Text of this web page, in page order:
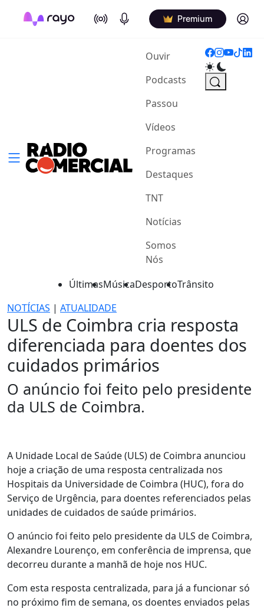
On Air Podcasts Premium Log in
Ouvir(current)
Podcasts
Passou
Vídeos
Programas
Destaques
TNT
Notícias
Somos
Nós
ÚltimasMúsicaDesportoTrânsito
NOTÍCIAS | ATUALIDADE
ULS de Coimbra cria resposta
diferenciada para doentes dos
cuidados primários
O anúncio foi feito pelo presidente
da ULS de Coimbra.
A Unidade Local de Saúde (ULS) de Coimbra anunciou
hoje a criação de uma resposta centralizada nos
Hospitais da Universidade de Coimbra (HUC), fora do
Serviço de Urgência, para doentes referenciados pelas
unidades de cuidados de saúde primários.
O anúncio foi feito pelo presidente da ULS de Coimbra,
Alexandre Lourenço, em conferência de imprensa, que
decorreu durante a manhã de hoje nos HUC.
Com esta resposta centralizada, para já a funcionar só
no próximo fim de semana, os doentes enviados pelas